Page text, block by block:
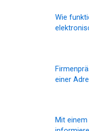
Wie
einer
Mit